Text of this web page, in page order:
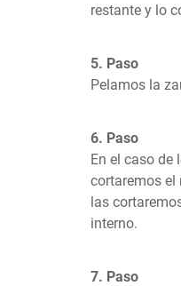
restante y lo
5. Paso
Pelamos la
6. Paso
En el caso de
cortaremos el
las
interno.
7. Paso